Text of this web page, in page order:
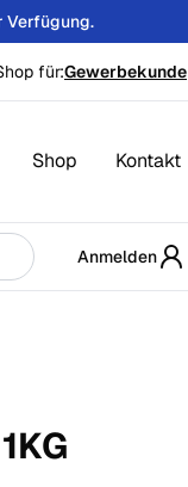
Verfügung.
für:Gewerbekunde
Shop Kontakt
Anmelden
1KG